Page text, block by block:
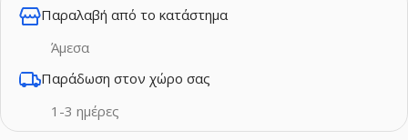
Παραλαβή από το κατάστημα
Άμεσα
Παράδωση στον χώρο σας
1-3 ημέρες